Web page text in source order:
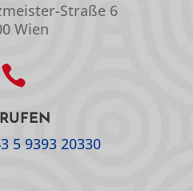
Straße 6
Wien

5 9393 20330